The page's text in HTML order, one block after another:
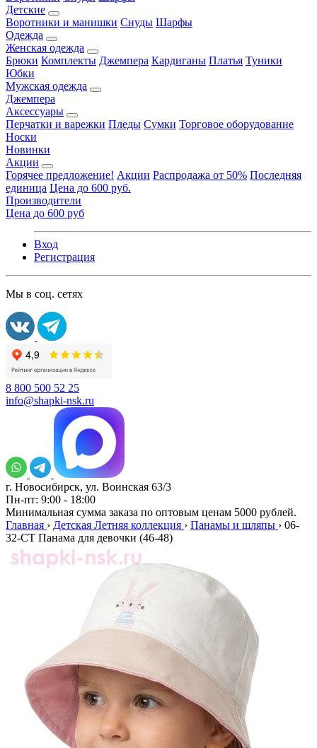
Детские
Воротники и манишки Снуды Шарфы
Одежда
Женская одежда
Брюки Комплекты Джемпера Кардиганы Платья Туники
Юбки
Мужская одежда
Джемпера
Аксессуары
Перчатки и варежки Пледы Сумки Торговое оборудование
Носки
Новинки
Акции
Горячее предложение! Акции Распродажа от 50% Последняя
единица Цена до 600 руб.
Производители
Цена до 600 руб
Вход
Регистрация
Мы в соц. сетях
8 800 500 52 25
info@shapki-nsk.ru
г. Новосибирск, ул. Воинская 63/3
Пн-пт: 9:00 - 18:00
Минимальная сумма заказа по оптовым ценам 5000 рублей.
Главная › Детская Летняя коллекция › Панамы и шляпы › 06-
32-CT Панама для девочки (46-48)